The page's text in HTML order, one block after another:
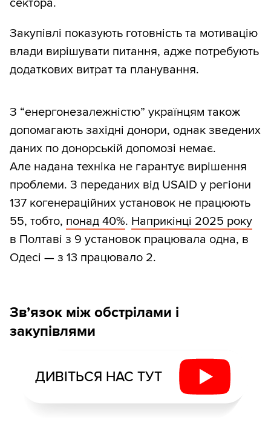
сектора.
Закупівлі показують готовність та мотивацію
влади вирішувати питання, адже потребують
додаткових витрат та планування.
З “енергонезалежністю” українцям також
допомагають західні донори, однак зведених
даних по донорській допомозі немає.
Але надана техніка не гарантує вирішення
проблеми. З переданих від USAID у регіони
137 когенераційних установок не працюють
55, тобто, понад 40%. Наприкінці 2025 року
в Полтаві з 9 установок працювала одна, в
Одесі — з 13 працювало 2.
Зв’язок між обстрілами і
закупівлями
ДИВІТЬСЯ НАС ТУТ